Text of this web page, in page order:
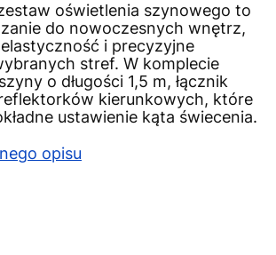
oświetlenia szynowego to
do nowoczesnych wnętrz,
i precyzyjne
stref. W komplecie
o długości 1,5 m, łącznik
kierunkowych, które
ustawienie kąta świecenia.
opisu